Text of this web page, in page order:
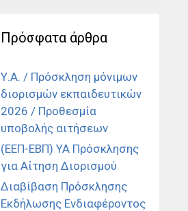
Πρόσφατα άρθρα
Υ.Α. / Πρόσκληση μόνιμων
διορισμών εκπαιδευτικών
2026 / Προθεσμία
υποβολής αιτήσεων
(ΕΕΠ-ΕΒΠ) ΥΑ Πρόσκλησης
για Αίτηση Διορισμού
Διαβίβαση Πρόσκλησης
Εκδήλωσης Ενδιαφέροντος